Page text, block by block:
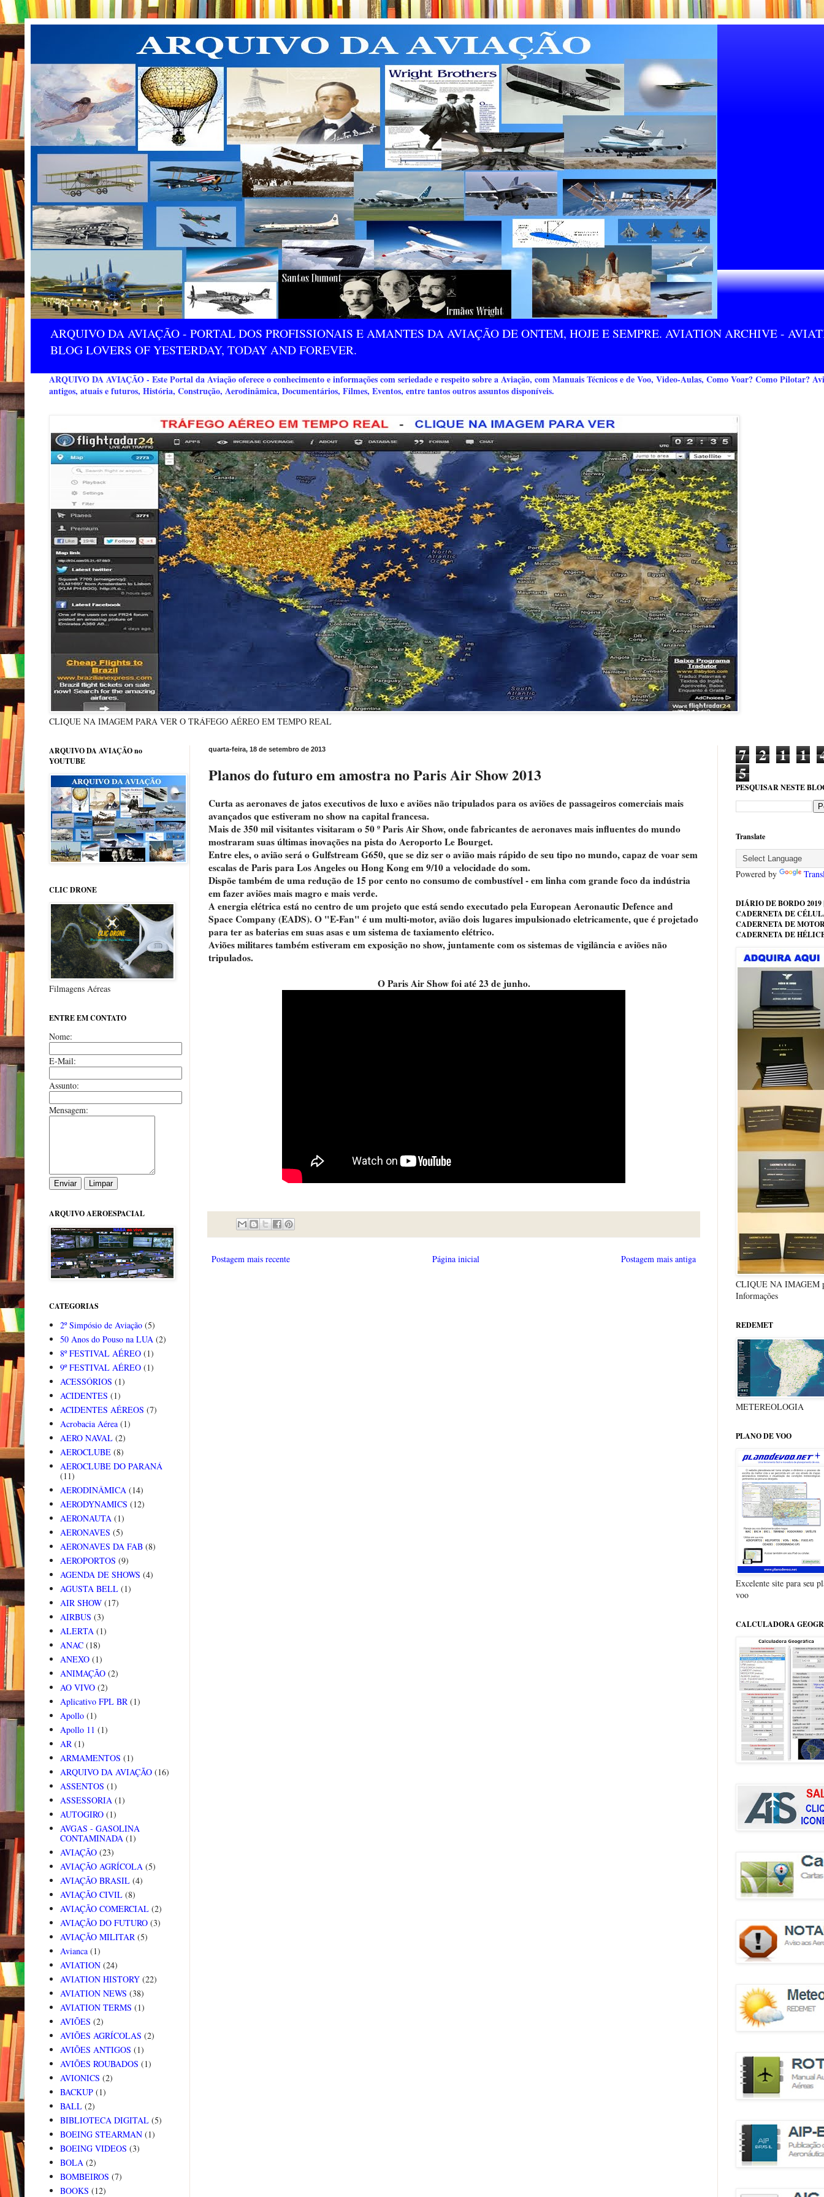
ARQUIVO DA AVIAÇÃO - PORTAL DOS PROFISSIONAIS E AMANTES DA AVIAÇÃO DE ONTEM, HOJE E SEMPRE. AVIATION ARCHIVE -
BLOG LOVERS OF YESTERDAY, TODAY AND FOREVER.
ARQUIVO DA AVIAÇÃO - Este Portal da Aviação oferece o conhecimento e informações com seriedade e respeito sobre a Aviação, com Manuais Técnicos e de Voo, Video-Aulas, Como Voar? Como Pilotar?
antigos, atuais e futuros, História, Construção, Aerodinâmica, Documentários, Filmes, Eventos, entre tantos outros assuntos disponíveis.
CLIQUE NA IMAGEM PARA VER O TRÁFEGO AÉREO EM TEMPO REAL
quarta-feira, 18 de setembro de 2013
Planos do futuro em amostra no Paris Air Show 2013
Curta as aeronaves de jatos executivos de luxo e aviões não tripulados para os aviões de passageiros comerciais mais
avançados que estiveram no show na capital francesa.
Mais de 350 mil visitantes visitaram o 50 º Paris Air Show, onde fabricantes de aeronaves mais influentes do mundo
mostraram suas últimas inovações na pista do Aeroporto Le Bourget.
Entre eles, o avião será o Gulfstream G650, que se diz ser o avião mais rápido de seu tipo no mundo, capaz de voar sem
escalas de Paris para Los Angeles ou Hong Kong em 9/10 a velocidade do som.
Dispõe também de uma redução de 15 por cento no consumo de combustível - em linha com grande foco da indústria
em fazer aviões mais magro e mais verde.
A energia elétrica está no centro de um projeto que está sendo executado pela European Aeronautic Defence and
Space Company (EADS). O "E-Fan" é um multi-motor, avião dois lugares impulsionado eletricamente, que é projetado
para ter as baterias em suas asas e um sistema de taxiamento elétrico.
Aviões militares também estiveram em exposição no show, juntamente com os sistemas de vigilância e aviões não
tripulados.
O Paris Air Show foi até 23 de junho.
Postagem mais recente Postagem mais antiga
Página inicial
ARQUIVO DA AVIAÇÃO no
YOUTUBE
CLIC DRONE
Filmagens Aéreas
ENTRE EM CONTATO
Nome:
E-Mail:
Assunto:
Mensagem:
ARQUIVO AEROESPACIAL
CATEGORIAS
2º Simpósio de Aviação (5)
50 Anos do Pouso na LUA (2)
8º FESTIVAL AÉREO (1)
9º FESTIVAL AÉREO (1)
ACESSÓRIOS (1)
ACIDENTES (1)
ACIDENTES AÉREOS (7)
Acrobacia Aérea (1)
AERO NAVAL (2)
AEROCLUBE (8)
AEROCLUBE DO PARANÁ
(11)
AERODINÂMICA (14)
AERODYNAMICS (12)
AERONAUTA (1)
AERONAVES (5)
AERONAVES DA FAB (8)
AEROPORTOS (9)
AGENDA DE SHOWS (4)
AGUSTA BELL (1)
AIR SHOW (17)
AIRBUS (3)
ALERTA (1)
ANAC (18)
ANEXO (1)
ANIMAÇÃO (2)
AO VIVO (2)
Aplicativo FPL BR (1)
Apollo (1)
Apollo 11 (1)
AR (1)
ARMAMENTOS (1)
ARQUIVO DA AVIAÇÃO (16)
ASSENTOS (1)
ASSESSORIA (1)
AUTOGIRO (1)
AVGAS - GASOLINA
CONTAMINADA (1)
AVIAÇÃO (23)
AVIAÇÃO AGRÍCOLA (5)
AVIAÇÃO BRASIL (4)
AVIAÇÃO CIVIL (8)
AVIAÇÃO COMERCIAL (2)
AVIAÇÃO DO FUTURO (3)
AVIAÇÃO MILITAR (5)
Avianca (1)
AVIATION (24)
AVIATION HISTORY (22)
AVIATION NEWS (38)
AVIATION TERMS (1)
AVIÕES (2)
AVIÕES AGRÍCOLAS (2)
AVIÕES ANTIGOS (1)
AVIÕES ROUBADOS (1)
AVIONICS (2)
BACKUP (1)
BALL (2)
BIBLIOTECA DIGITAL (5)
BOEING STEARMAN (1)
BOEING VIDEOS (3)
BOLA (2)
BOMBEIROS (7)
BOOKS (12)
7 2 1 1
5
PESQUISAR NESTE
Translate
Powered by
DIÁRIO DE BORDO
CADERNETA DE
CADERNETA DE
CADERNETA DE
CLIQUE NA IMAGEM
Informações
REDEMET
METEREOLOGIA
PLANO DE VOO
Excelente site para seu
voo
CALCULADORA